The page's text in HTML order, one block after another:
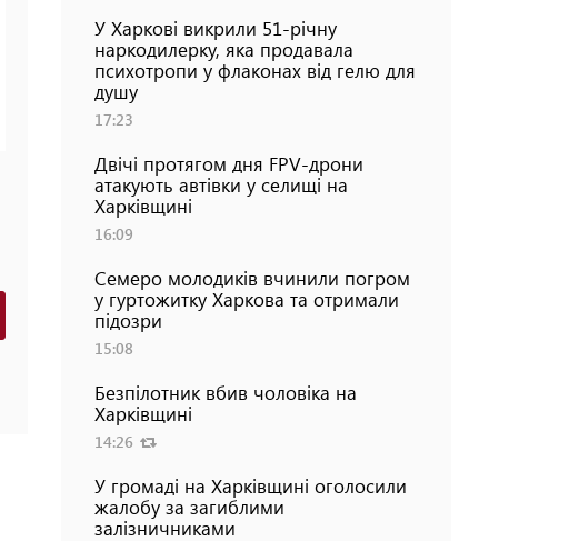
У Харкові викрили 51-річну
наркодилерку, яка продавала
психотропи у флаконах від гелю для
душу
17:23
Двічі протягом дня FPV-дрони
атакують автівки у селищі на
Харківщині
16:09
Семеро молодиків вчинили погром
у гуртожитку Харкова та отримали
підозри
15:08
Безпілотник вбив чоловіка на
Харківщині
14:26
У громаді на Харківщині оголосили
жалобу за загиблими
залізничниками